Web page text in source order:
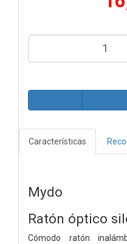
Características
Mydo
Ratón óptico
Cómodo ratón